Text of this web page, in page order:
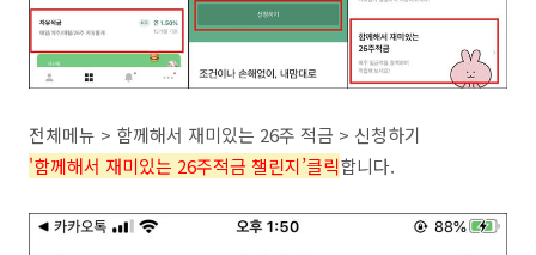
전체메뉴 > 함께해서 재미있는 26주 적금 > 신청하기
'함께해서 재미있는 26주적금 챌린지’클릭합니다.